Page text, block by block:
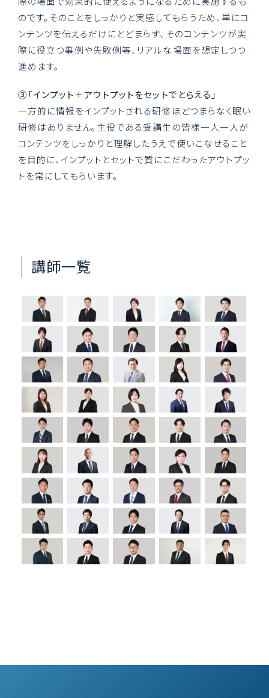
のです。そのことをしっかりと実感してもらうため、単にコ
ンテンツを伝えるだけにとどまらず、そのコンテンツが実
際に役立つ事例や失敗例等、リアルな場面を想定しつつ
進めます。
③「インプット＋アウトプットをセットでとらえる」
一方的に情報をインプットされる研修ほどつまらなく眠い
研修はありません。主役である受講生の皆様一人一人が
コンテンツをしっかりと理解したうえで使いこなせること
を目的に、インプットとセットで質にこだわったアウトプッ
トを常にしてもらいます。
講師一覧